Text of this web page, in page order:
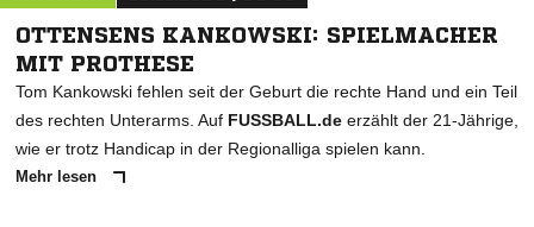
OTTENSENS KANKOWSKI: SPIELMACHER
MIT PROTHESE
Tom Kankowski fehlen seit der Geburt die rechte Hand und ein Teil
des rechten Unterarms. Auf FUSSBALL.de erzählt der 21-Jährige,
wie er trotz Handicap in der Regionalliga spielen kann.
Mehr lesen